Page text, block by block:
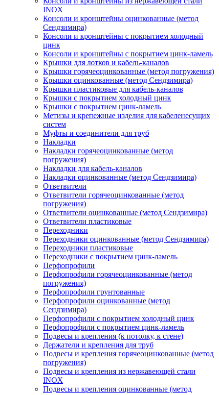
INOX
Консоли и кронштейны оцинкованные (метод
Сендзимира)
Консоли и кронштейны с покрытием холодный
цинк
Консоли и кронштейны с покрытием цинк-ламель
Крышки для лотков и кабель-каналов
Крышки горячеоцинкованные (метод погружения)
Крышки оцинкованные (метод Сендзимира)
Крышки пластиковые для кабель-каналов
Крышки с покрытием холодный цинк
Крышки с покрытием цинк-ламель
Метизы и крепежные изделия для кабеленесущих
систем
Муфты и соединители для труб
Накладки
Накладки горячеоцинкованные (метод
погружения)
Накладки для кабель-каналов
Накладки оцинкованные (метод Сендзимира)
Ответвители
Ответвители горячеоцинкованные (метод
погружения)
Ответвители оцинкованные (метод Сендзимира)
Ответвители пластиковые
Переходники
Переходники оцинкованные (метод Сендзимира)
Переходники пластиковые
Переходники с покрытием цинк-ламель
Перфопрофили
Перфопрофили горячеоцинкованные (метод
погружения)
Перфопрофили грунтованные
Перфопрофили оцинкованные (метод
Сендзимира)
Перфопрофили с покрытием холодный цинк
Перфопрофили с покрытием цинк-ламель
Подвесы и крепления (к потолку, к стене)
Держатели и крепления для труб
Подвесы и крепления горячеоцинкованные (метод
погружения)
Подвесы и крепления из нержавеющей стали
INOX
Подвесы и крепления оцинкованные (метод